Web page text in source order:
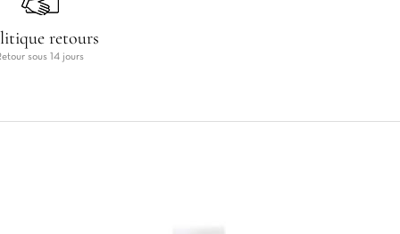
retours
sous 14 jours